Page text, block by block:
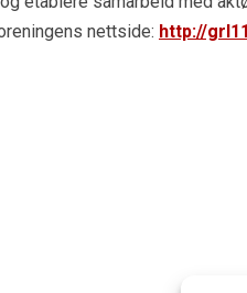
nettside: http://